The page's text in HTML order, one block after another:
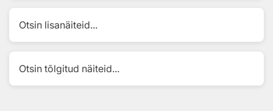
Otsin lisanäiteid...
Otsin tõlgitud näiteid...